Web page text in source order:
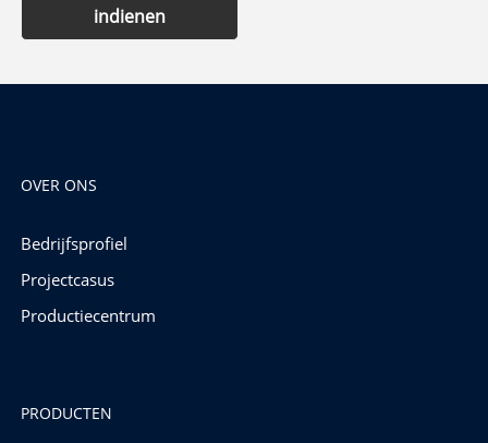
indienen
OVER ONS
Bedrijfsprofiel
Projectcasus
Productiecentrum
PRODUCTEN